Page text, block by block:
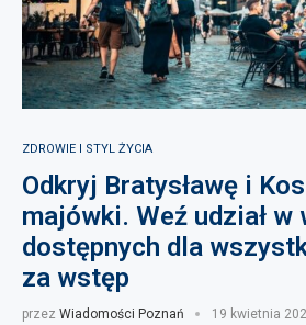
ZDROWIE I STYL ŻYCIA
Odkryj Bratysławę i
majówki. Weź udział w
dostępnych dla
za wstęp
przez Wiadomości Poznań 19 kwietnia